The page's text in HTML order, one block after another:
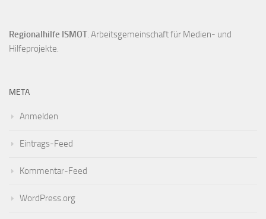
Regionalhilfe ISMOT. Arbeitsgemeinschaft für Medien- und
Hilfeprojekte.
META
Anmelden
Eintrags-Feed
Kommentar-Feed
WordPress.org